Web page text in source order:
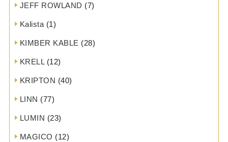
JEFF ROWLAND (7)
Kalista (1)
KIMBER KABLE (28)
KRELL(12)
KRIPTON (40)
LINN (77)
LUMIN (23)
MAGICO (12)